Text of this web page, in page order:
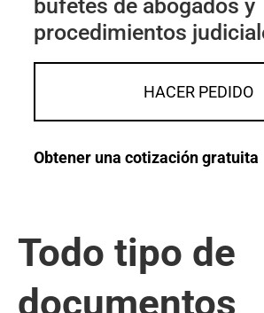
bufetes de abogados y
procedimientos
HACER PEDIDO
Obtener una cotización gratuita
Todo tipo de
documentos